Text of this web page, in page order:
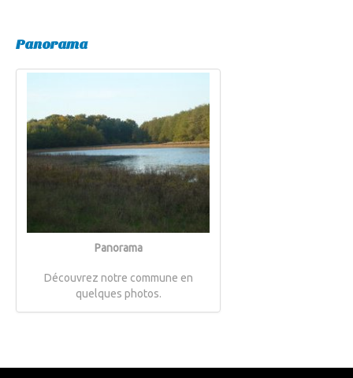
Panorama
Panorama
Découvrez notre commune en
quelques photos.